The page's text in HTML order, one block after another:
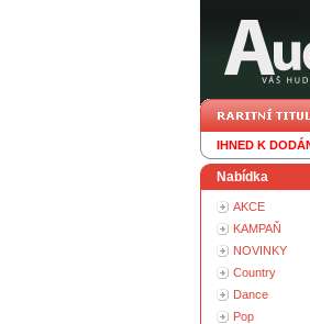
IHNED K
Nabídka
AKCE
KAMPAŇ
NOVINKY
Country
Dance
Pop